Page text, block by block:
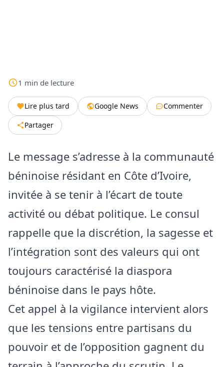
1 min de lecture
Lire plus tard Google News
Commenter
Partager
Le message s’adresse à la communauté
béninoise résidant en Côte d’Ivoire,
invitée à se tenir à l’écart de toute
activité ou débat politique. Le consul
rappelle que la discrétion, la sagesse et
l’intégration sont des valeurs qui ont
toujours caractérisé la diaspora
béninoise dans le pays hôte.
Cet appel à la vigilance intervient alors
que les tensions entre partisans du
pouvoir et de l’opposition gagnent du